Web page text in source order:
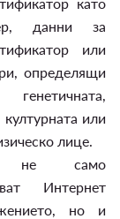
данни за
или
определящи
или
лице.
не само
Интернет
но и